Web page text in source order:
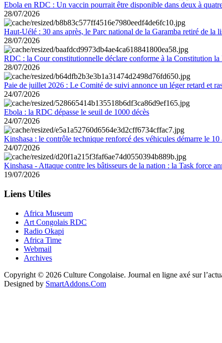
Ebola en RDC : Un vaccin pourrait être disponible dans deux à
28/07/2026
Haut-Uélé : 30 ans après, le Parc national de la Garamba retiré de la
28/07/2026
RDC : la Cour constitutionnelle déclare conforme à la Constitution la
28/07/2026
Paie de juillet 2026 : Le Comité de suivi annonce un léger retard et
24/07/2026
Ebola : la RDC dépasse le seuil de 1000 décès
24/07/2026
Kinshasa : le contrôle technique renforcé des véhicules démarre le 10
24/07/2026
Kinshasa - Attaque contre les bâtisseurs de la nation : la Task force
19/07/2026
Liens Utiles
Africa Museum
Art Congolais RDC
Radio Okapi
Africa Time
Webmail
Archives
Copyright © 2026 Culture Congolaise. Journal en ligne axé sur
Designed by SmartAddons.Com